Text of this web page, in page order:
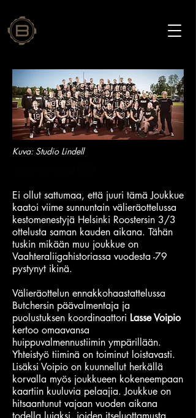
Kuva: Studio Lindell
Ei ollut sattumaa, että juuri tämä Joukkue
kaatoi viime sunnuntain välieräottelussa
kestomenestyjä Helsinki Roostersin 3/3
ottelusta saman kauden aikana. Tähän
tuskin mikään muu joukkue on
Vaahteraliigahistoriassa vuodesta -79
pystynyt ikinä.
Välieräottelun ennakkohaastattelussa
Butchersin päävalmentaja ja
puolustuksen koordinaattori Lasse Voipio
kertoo omaavansa
huippuvalmennustiimin ympärillään.
Yhteistyö tiiminä on toiminut loistavasti.
Lisäksi Voipio on kuunnellut herkällä
korvalla myös joukkueen kokeneempaan
kaartiin kuuluvia pelaajia. Joukkue on
hitsaantunut vajaan vuoden aikana